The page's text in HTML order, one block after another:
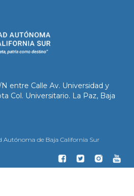
entre Calle Av. Universidad y
Col. Universitario. La Paz, Baja
Autónoma de Baja California Sur